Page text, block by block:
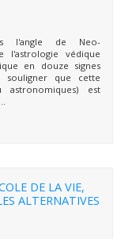
l'angle de Neo-
l'astrologie védique
en douze signes
souligner que cette
astronomiques) est
DE LA VIE,
ALTERNATIVES